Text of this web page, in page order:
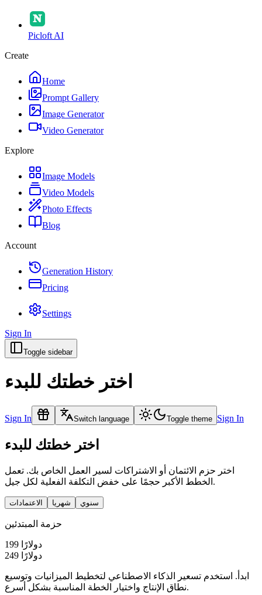
Picloft AI
Create
Home
Prompt Gallery
Image Generator
Video Generator
Explore
Image Models
Video Models
Photo Effects
Blog
Account
Generation History
Pricing
Settings
Sign In
Toggle sidebar
اختر خطتك للبدء
Sign In Switch language Toggle theme Sign In
اختر خطتك للبدء
اختر حزم الائتمان أو الاشتراكات لسير العمل الخاص بك. تعمل
الخطط الأكبر حجمًا على خفض التكلفة الفعلية لكل جيل.
الاعتمادات شهريا سنوي
حزمة المبتدئين
199 دولارًا
249 دولارًا
ابدأ. استخدم تسعير الذكاء الاصطناعي لتخطيط الميزانيات وتوسيع
نطاق الإنتاج واختيار الخطة المناسبة بشكل أسرع.